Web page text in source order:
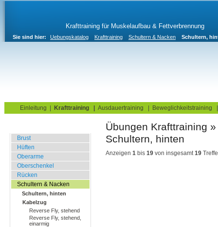
Krafttraining für Muskelaufbau & Fettverbrennung
Sie sind hier: Uebungskatalog Krafttraining Schultern & Nacken Schultern,
Einleitung Krafttraining Ausdauertraining Beweglichkeitstraining
Brust
Hüften
Oberarme
Oberschenkel
Rücken
Schultern & Nacken
Schultern, hinten
Kabelzug
Reverse Fly, stehend
Reverse Fly, stehend,
einarmig
Übungen Krafttraining »
Anzeigen 1 bis 19 von insgesamt 19